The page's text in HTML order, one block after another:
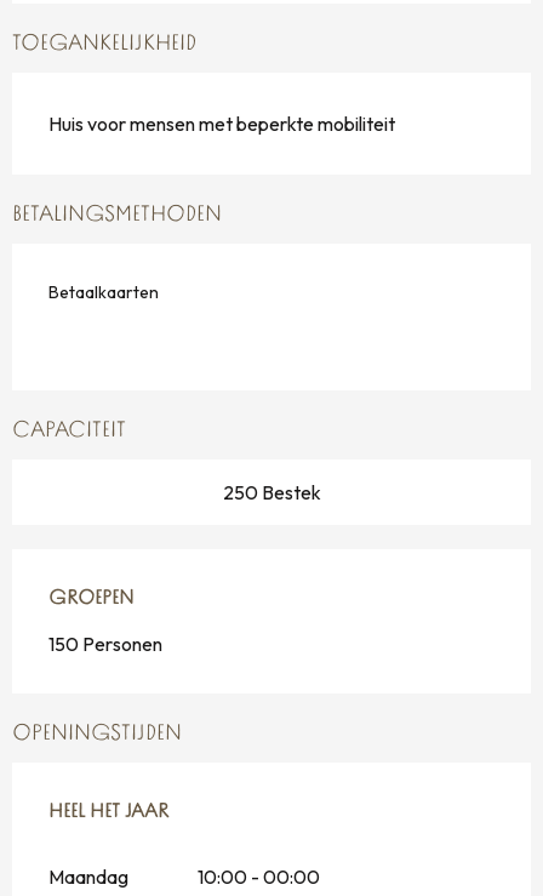
TOEGANKELIJKHEID
Huis voor mensen met beperkte mobiliteit
BETALINGSMETHODEN
Betaalkaarten
CAPACITEIT
250 Bestek
GROEPEN
GROEPEN
150 Personen
OPENINGSTIJDEN
HEEL HET JAAR
HEEL HET JAAR
Maandag 10:00 - 00:00